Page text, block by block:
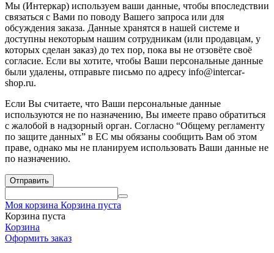
Мы (Интеркар) используем ваши данные, чтобы впоследствии
связаться с Вами по поводу Вашего запроса или для
обсуждения заказа. Данные хранятся в нашей системе и
доступны некоторым нашим сотрудникам (или продавцам, у
которых сделан заказ) до тех пор, пока вы не отзовёте своё
согласие. Если вы хотите, чтобы Ваши персональные данные
были удалены, отправьте письмо по адресу info@intercar-
shop.ru.
Если Вы считаете, что Ваши персональные данные
используются не по назначению, Вы имеете право обратиться
с жалобой в надзорный орган. Согласно “Общему регламенту
по защите данных” в ЕС мы обязаны сообщить Вам об этом
праве, однако мы не планируем использовать Ваши данные не
по назначению.
Отправить
Моя корзина Корзина пуста
Корзина пуста
Корзина
Оформить заказ